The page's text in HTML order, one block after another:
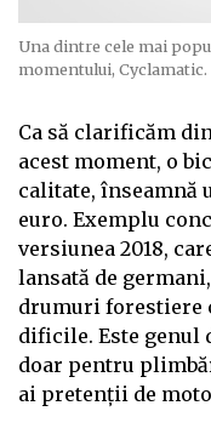
Una dintre cele mai
momentului, Cyclamatic.
Ca să clarificăm
acest moment, o
calitate, înseamnă
euro. Exemplu
versiunea 2018,
lansată de
drumuri forestiere
dificile. Este genul
doar pentru
ai pretenții de